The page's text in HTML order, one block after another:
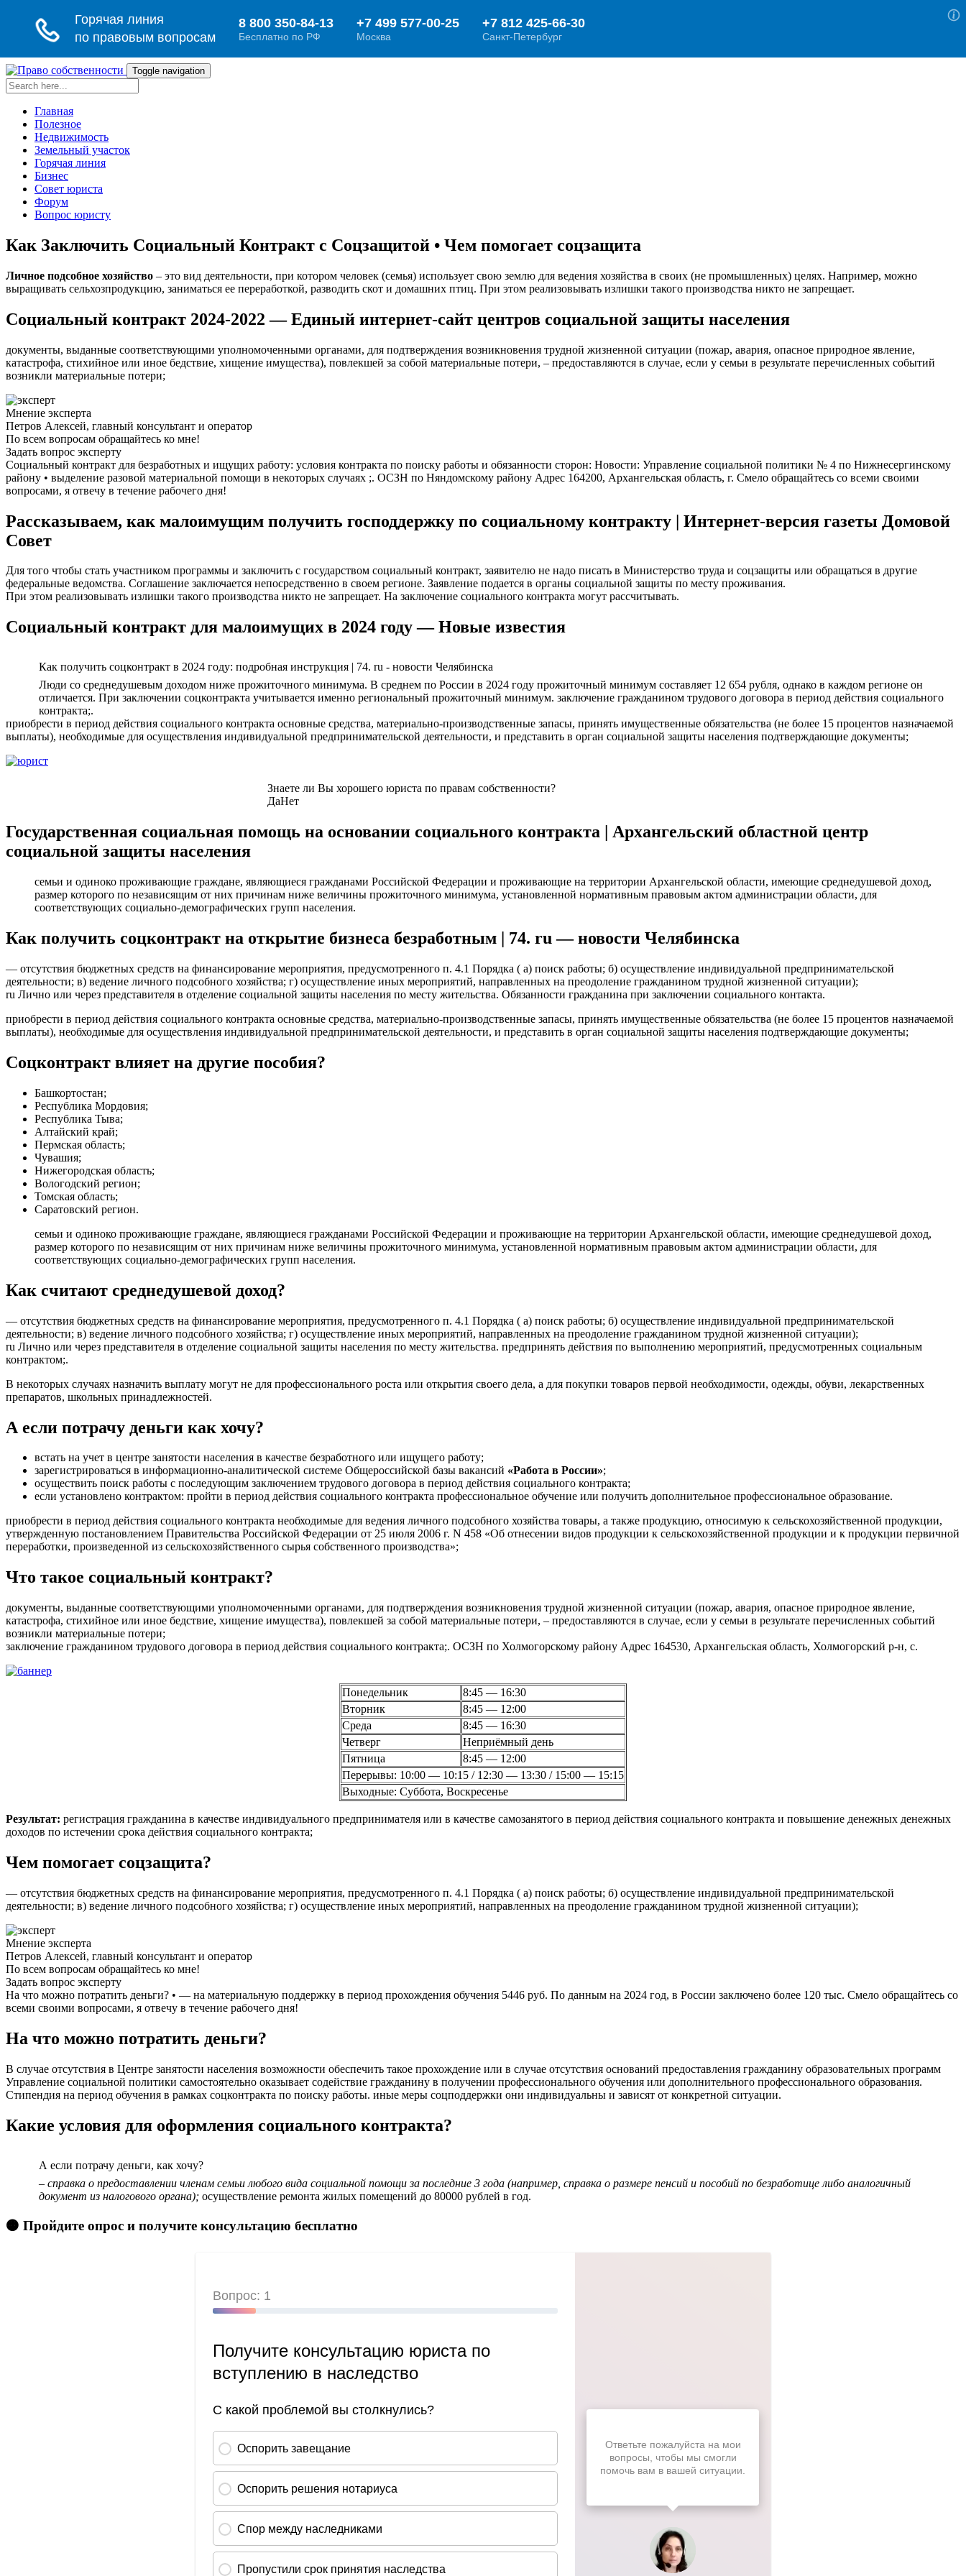
Toggle navigation
Главная
Полезное
Недвижимость
Земельный участок
Горячая линия
Бизнес
Совет юриста
Форум
Вопрос юристу
Как Заключить Социальный Контракт с Соцзащитой • Чем помогает соцзащита
Личное подсобное хозяйство – это вид деятельности, при котором человек (семья) использует свою землю для ведения хозяйства в своих (не промышленных) целях. Например, можно
выращивать сельхозпродукцию, заниматься ее переработкой, разводить скот и домашних птиц. При этом реализовывать излишки такого производства никто не запрещает.
Социальный контракт 2024-2022 — Единый интернет-сайт центров социальной защиты населения
документы, выданные соответствующими уполномоченными органами, для подтверждения возникновения трудной жизненной ситуации (пожар, авария, опасное природное явление,
катастрофа, стихийное или иное бедствие, хищение имущества), повлекшей за собой материальные потери, – предоставляются в случае, если у семьи в результате перечисленных событий
возникли материальные потери;
Мнение эксперта
Петров Алексей, главный консультант и оператор
По всем вопросам обращайтесь ко мне!
Задать вопрос эксперту
Социальный контракт для безработных и ищущих работу: условия контракта по поиску работы и обязанности сторон: Новости: Управление социальной политики № 4 по Нижнесергинскому
району • выделение разовой материальной помощи в некоторых случаях ;. ОСЗН по Няндомскому району Адрес 164200, Архангельская область, г. Смело обращайтесь со всеми своими
вопросами, я отвечу в течение рабочего дня!
Рассказываем, как малоимущим получить господдержку по социальному контракту | Интернет-версия газеты Домовой
Совет
Для того чтобы стать участником программы и заключить с государством социальный контракт, заявителю не надо писать в Министерство труда и соцзащиты или обращаться в другие
федеральные ведомства. Соглашение заключается непосредственно в своем регионе. Заявление подается в органы социальной защиты по месту проживания.
При этом реализовывать излишки такого производства никто не запрещает. На заключение социального контракта могут рассчитывать.
Социальный контракт для малоимущих в 2024 году — Новые известия
Как получить соцконтракт в 2024 году: подробная инструкция | 74. ru - новости Челябинска
Люди со среднедушевым доходом ниже прожиточного минимума. В среднем по России в 2024 году прожиточный минимум составляет 12 654 рубля, однако в каждом регионе он
отличается. При заключении соцконтракта учитывается именно региональный прожиточный минимум. заключение гражданином трудового договора в период действия социального
контракта;.
приобрести в период действия социального контракта основные средства, материально-производственные запасы, принять имущественные обязательства (не более 15 процентов назначаемой
выплаты), необходимые для осуществления индивидуальной предпринимательской деятельности, и представить в орган социальной защиты населения подтверждающие документы;
Знаете ли Вы хорошего юриста по правам собственности?
ДаНет
Государственная социальная помощь на основании социального контракта | Архангельский областной центр
социальной защиты населения
семьи и одиноко проживающие граждане, являющиеся гражданами Российской Федерации и проживающие на территории Архангельской области, имеющие среднедушевой доход,
размер которого по независящим от них причинам ниже величины прожиточного минимума, установленной нормативным правовым актом администрации области, для
соответствующих социально-демографических групп населения.
Как получить соцконтракт на открытие бизнеса безработным | 74. ru — новости Челябинска
— отсутствия бюджетных средств на финансирование мероприятия, предусмотренного п. 4.1 Порядка ( а) поиск работы; б) осуществление индивидуальной предпринимательской
деятельности; в) ведение личного подсобного хозяйства; г) осуществление иных мероприятий, направленных на преодоление гражданином трудной жизненной ситуации);
ru Лично или через представителя в отделение социальной защиты населения по месту жительства. Обязанности гражданина при заключении социального контакта.
приобрести в период действия социального контракта основные средства, материально-производственные запасы, принять имущественные обязательства (не более 15 процентов назначаемой
выплаты), необходимые для осуществления индивидуальной предпринимательской деятельности, и представить в орган социальной защиты населения подтверждающие документы;
Соцконтракт влияет на другие пособия?
Башкортостан;
Республика Мордовия;
Республика Тыва;
Алтайский край;
Пермская область;
Чувашия;
Нижегородская область;
Вологодский регион;
Томская область;
Саратовский регион.
семьи и одиноко проживающие граждане, являющиеся гражданами Российской Федерации и проживающие на территории Архангельской области, имеющие среднедушевой доход,
размер которого по независящим от них причинам ниже величины прожиточного минимума, установленной нормативным правовым актом администрации области, для
соответствующих социально-демографических групп населения.
Как считают среднедушевой доход?
— отсутствия бюджетных средств на финансирование мероприятия, предусмотренного п. 4.1 Порядка ( а) поиск работы; б) осуществление индивидуальной предпринимательской
деятельности; в) ведение личного подсобного хозяйства; г) осуществление иных мероприятий, направленных на преодоление гражданином трудной жизненной ситуации);
ru Лично или через представителя в отделение социальной защиты населения по месту жительства. предпринять действия по выполнению мероприятий, предусмотренных социальным
контрактом;.
В некоторых случаях назначить выплату могут не для профессионального роста или открытия своего дела, а для покупки товаров первой необходимости, одежды, обуви, лекарственных
препаратов, школьных принадлежностей.
А если потрачу деньги как хочу?
встать на учет в центре занятости населения в качестве безработного или ищущего работу;
зарегистрироваться в информационно-аналитической системе Общероссийской базы вакансий «Работа в России»;
осуществить поиск работы с последующим заключением трудового договора в период действия социального контракта;
если установлено контрактом: пройти в период действия социального контракта профессиональное обучение или получить дополнительное профессиональное образование.
приобрести в период действия социального контракта необходимые для ведения личного подсобного хозяйства товары, а также продукцию, относимую к сельскохозяйственной продукции,
утвержденную постановлением Правительства Российской Федерации от 25 июля 2006 г. N 458 «Об отнесении видов продукции к сельскохозяйственной продукции и к продукции первичной
переработки, произведенной из сельскохозяйственного сырья собственного производства»;
Что такое социальный контракт?
документы, выданные соответствующими уполномоченными органами, для подтверждения возникновения трудной жизненной ситуации (пожар, авария, опасное природное явление,
катастрофа, стихийное или иное бедствие, хищение имущества), повлекшей за собой материальные потери, – предоставляются в случае, если у семьи в результате перечисленных событий
возникли материальные потери;
заключение гражданином трудового договора в период действия социального контракта;. ОСЗН по Холмогорскому району Адрес 164530, Архангельская область, Холмогорский р-н, с.
Понедельник
8:45 — 16:30
Вторник
8:45 — 12:00
Среда
8:45 — 16:30
Четверг
Неприёмный день
Пятница
8:45 — 12:00
Перерывы: 10:00 — 10:15 / 12:30 — 13:30 / 15:00 — 15:15
Выходные: Суббота, Воскресенье
Результат: регистрация гражданина в качестве индивидуального предпринимателя или в качестве самозанятого в период действия социального контракта и повышение денежных денежных
доходов по истечении срока действия социального контракта;
Чем помогает соцзащита?
— отсутствия бюджетных средств на финансирование мероприятия, предусмотренного п. 4.1 Порядка ( а) поиск работы; б) осуществление индивидуальной предпринимательской
деятельности; в) ведение личного подсобного хозяйства; г) осуществление иных мероприятий, направленных на преодоление гражданином трудной жизненной ситуации);
Мнение эксперта
Петров Алексей, главный консультант и оператор
По всем вопросам обращайтесь ко мне!
Задать вопрос эксперту
На что можно потратить деньги? • — на материальную поддержку в период прохождения обучения 5446 руб. По данным на 2024 год, в России заключено более 120 тыс. Смело обращайтесь со
всеми своими вопросами, я отвечу в течение рабочего дня!
На что можно потратить деньги?
В случае отсутствия в Центре занятости населения возможности обеспечить такое прохождение или в случае отсутствия оснований предоставления гражданину образовательных программ
Управление социальной политики самостоятельно оказывает содействие гражданину в получении профессионального обучения или дополнительного профессионального образования.
Стипендия на период обучения в рамках соцконтракта по поиску работы. иные меры соцподдержки они индивидуальны и зависят от конкретной ситуации.
Какие условия для оформления социального контракта?
А если потрачу деньги, как хочу?
– справка о предоставлении членам семьи любого вида социальной помощи за последние 3 года (например, справка о размере пенсий и пособий по безработице либо аналогичный
документ из налогового органа); осуществление ремонта жилых помещений до 80000 рублей в год.
🟠 Пройдите опрос и получите консультацию бесплатно